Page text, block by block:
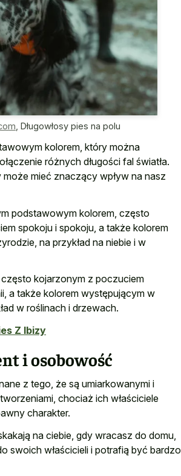
Długowłosy pies na polu
kolorem, który można
różnych długości fal światła.
mieć znaczący wpływ na nasz
podstawowym kolorem, często
spokoju i spokoju, a także kolorem
na przykład na niebie i w
kojarzonym z poczuciem
a także kolorem występującym w
w roślinach i drzewach.
Z Ibizy
i osobowość
z tego, że są umiarkowanymi i
chociaż ich właściciele
charakter.
na ciebie, gdy wracasz do domu,
swoich właścicieli i potrafią być bardzo